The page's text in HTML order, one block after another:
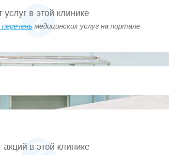
Вы
этого события,
с ней рядом
услуг в этой клинике
медицинских услуг на портале
акций в этой клинике